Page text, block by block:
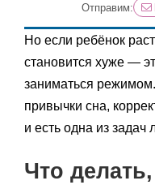
Отправим:
Но если ребёнок
становится хуже —
заниматься
привычки сна,
и есть одна из
Что